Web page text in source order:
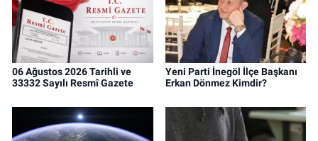
06 Ağustos 2026 Tarihli ve
33332 Sayılı Resmî Gazete
Yeni Parti İnegöl İlçe Başkanı
Erkan Dönmez Kimdir?